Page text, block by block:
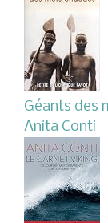
Géants des
Anita Conti